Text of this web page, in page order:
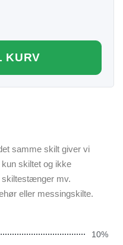
KURV
samme skilt giver vi
skiltet og ikke
mv.
eller messingskilte.
10%